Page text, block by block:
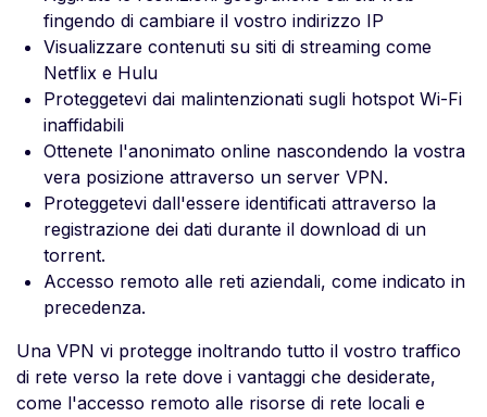
fingendo di cambiare il vostro indirizzo IP
Visualizzare contenuti su siti di streaming come
Netflix e Hulu
Proteggetevi dai malintenzionati sugli hotspot Wi-Fi
inaffidabili
Ottenete l'anonimato online nascondendo la vostra
vera posizione attraverso un server VPN.
Proteggetevi dall'essere identificati attraverso la
registrazione dei dati durante il download di un
torrent.
Accesso remoto alle reti aziendali, come indicato in
precedenza.
Una VPN vi protegge inoltrando tutto il vostro traffico
di rete verso la rete dove i vantaggi che desiderate,
come l'accesso remoto alle risorse di rete locali e